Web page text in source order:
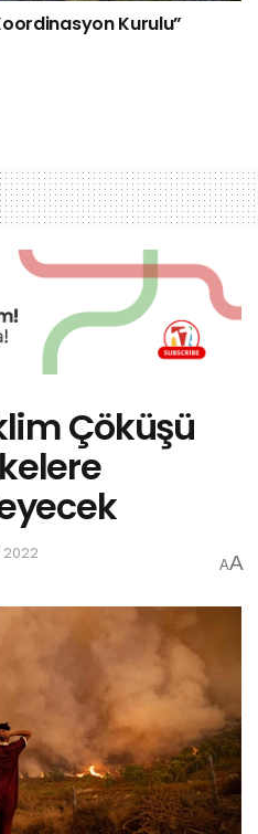
Kurulu”
Çöküşü
2022
AA